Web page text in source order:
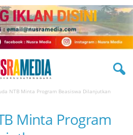
NTB Minta Program Beasiswa Dilanjutkan
Minta Program